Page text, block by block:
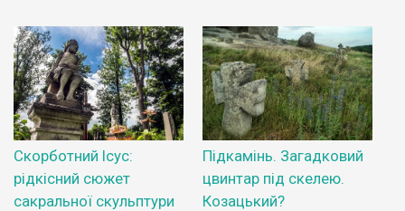
Скорботний Ісус:
рідкісний сюжет
сакральної скульптури
Підкамінь. Загадковий
цвинтар під скелею.
Козацький?